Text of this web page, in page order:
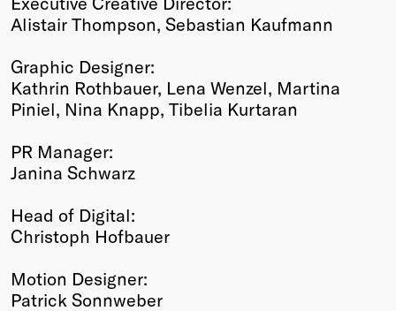
Alistair Thompson, Sebastian Kaufmann
Graphic Designer:
Kathrin Rothbauer, Lena Wenzel, Martina
Piniel, Nina Knapp, Tibelia Kurtaran
PR Manager:
Janina Schwarz
Head of Digital:
Christoph Hofbauer
Motion Designer:
Patrick Sonnweber